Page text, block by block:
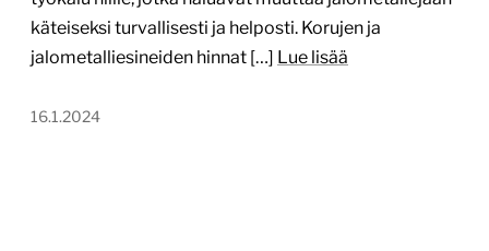
käteiseksi turvallisesti ja helposti. Korujen ja
jalometalliesineiden hinnat […] Lue lisää
16.1.2024